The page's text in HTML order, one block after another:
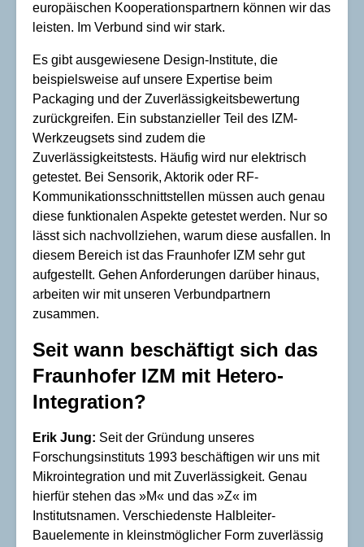
europäischen Kooperationspartnern können wir das
leisten. Im Verbund sind wir stark.
Es gibt ausgewiesene Design-Institute, die
beispielsweise auf unsere Expertise beim
Packaging und der Zuverlässigkeitsbewertung
zurückgreifen. Ein substanzieller Teil des IZM-
Werkzeugsets sind zudem die
Zuverlässigkeitstests. Häufig wird nur elektrisch
getestet. Bei Sensorik, Aktorik oder RF-
Kommunikationsschnittstellen müssen auch genau
diese funktionalen Aspekte getestet werden. Nur so
lässt sich nachvollziehen, warum diese ausfallen. In
diesem Bereich ist das Fraunhofer IZM sehr gut
aufgestellt. Gehen Anforderungen darüber hinaus,
arbeiten wir mit unseren Verbundpartnern
zusammen.
Seit wann beschäftigt sich das
Fraunhofer IZM mit Hetero-
Integration?
Erik Jung: Seit der Gründung unseres
Forschungsinstituts 1993 beschäftigen wir uns mit
Mikrointegration und mit Zuverlässigkeit. Genau
hierfür stehen das »M« und das »Z« im
Institutsnamen. Verschiedenste Halbleiter-
Bauelemente in kleinstmöglicher Form zuverlässig